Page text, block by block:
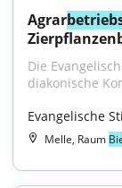
Agrar
Die
diakonische
Evangelische
Melle, Raum